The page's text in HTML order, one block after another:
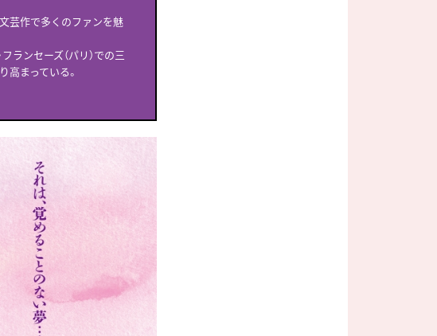
文芸作で多くのファンを魅
ランセーズ（パリ）での三
まっている。